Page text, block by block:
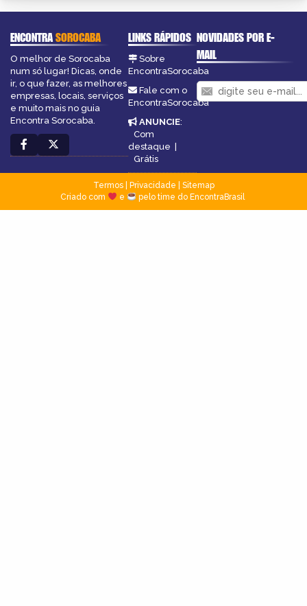
ENCONTRASOROCABA
O melhor de Sorocaba
num só lugar! Dicas, onde
ir, o que fazer, as melhores
empresas, locais, serviços
e muito mais no guia
Encontra Sorocaba.
LINKS RÁPIDOS
Sobre
EncontraSorocaba
Fale com o
EncontraSorocaba
ANUNCIE:
Com
destaque |
Grátis
NOVIDADES POR E-
MAIL
Termos| Privacidade
Sitemap
Criado com
e pelo time do EncontraBrasil